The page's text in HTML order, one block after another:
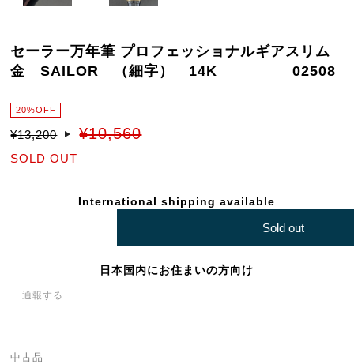
セーラー万年筆 プロフェッショナルギアスリム
金 SAILOR （細字） 14K 02508
20%OFF
¥13,200 ¥10,560
SOLD OUT
International shipping available
Sold out
日本国内にお住まいの方向け
通報する
中古品